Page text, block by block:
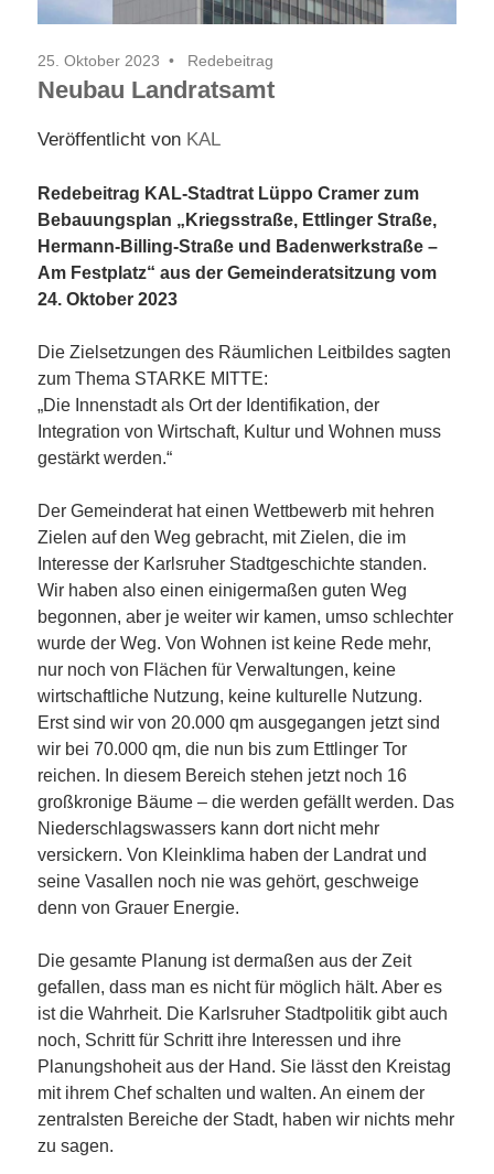
25. Oktober 2023 Redebeitrag
Neubau Landratsamt
Veröffentlicht von KAL
Redebeitrag KAL-Stadtrat Lüppo Cramer zum
Bebauungsplan „Kriegsstraße, Ettlinger Straße,
Hermann-Billing-Straße und Badenwerkstraße –
Am Festplatz“ aus der Gemeinderatsitzung vom
24. Oktober 2023
Die Zielsetzungen des Räumlichen Leitbildes sagten
zum Thema STARKE MITTE:
„Die Innenstadt als Ort der Identifikation, der
Integration von Wirtschaft, Kultur und Wohnen muss
gestärkt werden.“
Der Gemeinderat hat einen Wettbewerb mit hehren
Zielen auf den Weg gebracht, mit Zielen, die im
Interesse der Karlsruher Stadtgeschichte standen.
Wir haben also einen einigermaßen guten Weg
begonnen, aber je weiter wir kamen, umso schlechter
wurde der Weg. Von Wohnen ist keine Rede mehr,
nur noch von Flächen für Verwaltungen, keine
wirtschaftliche Nutzung, keine kulturelle Nutzung.
Erst sind wir von 20.000 qm ausgegangen jetzt sind
wir bei 70.000 qm, die nun bis zum Ettlinger Tor
reichen. In diesem Bereich stehen jetzt noch 16
großkronige Bäume – die werden gefällt werden. Das
Niederschlagswassers kann dort nicht mehr
versickern. Von Kleinklima haben der Landrat und
seine Vasallen noch nie was gehört, geschweige
denn von Grauer Energie.
Die gesamte Planung ist dermaßen aus der Zeit
gefallen, dass man es nicht für möglich hält. Aber es
ist die Wahrheit. Die Karlsruher Stadtpolitik gibt auch
noch, Schritt für Schritt ihre Interessen und ihre
Planungshoheit aus der Hand. Sie lässt den Kreistag
mit ihrem Chef schalten und walten. An einem der
zentralsten Bereiche der Stadt, haben wir nichts mehr
zu sagen.